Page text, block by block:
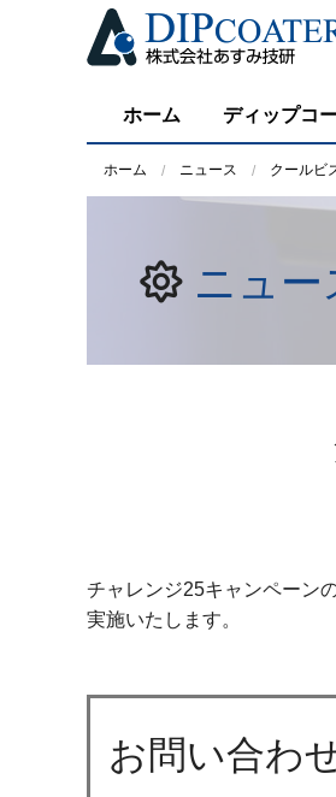
ホーム ディップコ
ホーム ニュース クールビ
ニュー
チャレンジ25キャンペーン
実施いたします。
お問い合わ